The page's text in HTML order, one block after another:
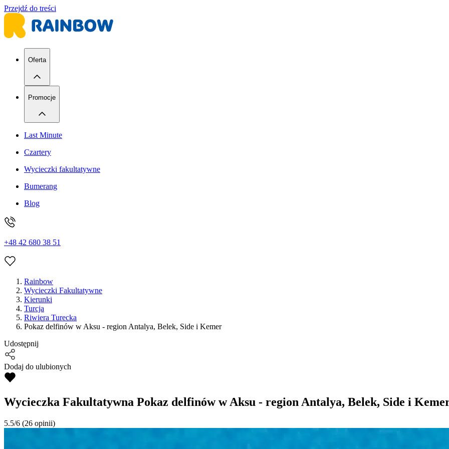
Przejdź do treści
Oferta
Promocje
Last Minute
Czartery
Wycieczki fakultatywne
Bumerang
Blog
+48 42 680 38 51
Rainbow
Wycieczki Fakultatywne
Kierunki
Turcja
Riwiera Turecka
Pokaz delfinów w Aksu - region Antalya, Belek, Side i Kemer
Udostępnij
Dodaj do ulubionych
Wycieczka Fakultatywna Pokaz delfinów w Aksu - region Antalya, Belek, Side i
5.5/6 (26 opinii)